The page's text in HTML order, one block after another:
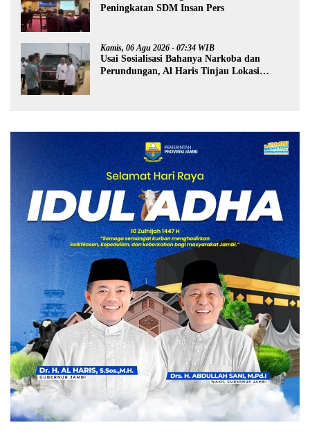
Peningkatan SDM Insan Pers
Kamis, 06 Agu 2026 - 07:34 WIB
Usai Sosialisasi Bahanya Narkoba dan
Perundungan, Al Haris Tinjau Lokasi